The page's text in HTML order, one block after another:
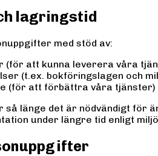
lagringstid
med stöd av:
(för att kunna leverera våra
(t.ex. bokföringslagen och
(för att förbättra våra tjänster)
så länge det är nödvändigt för
under längre tid enligt